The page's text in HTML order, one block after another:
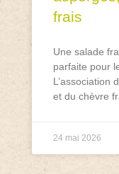
frais
Une salade
parfaite pour
L’association
et du chèvre
24 mai 2026